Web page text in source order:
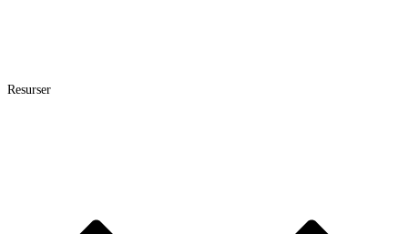
Resurser